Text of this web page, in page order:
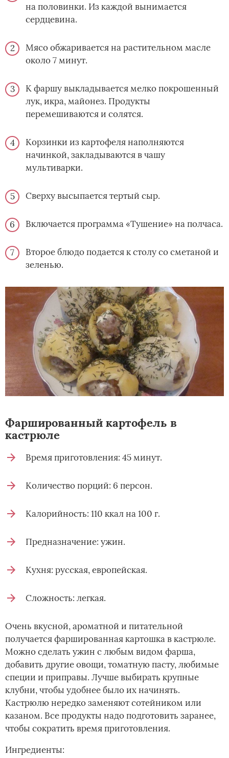
на половинки. Из каждой вынимается
сердцевина.
Мясо обжаривается на растительном масле
около 7 минут.
К фаршу выкладывается мелко покрошенный
лук, икра, майонез. Продукты
перемешиваются и солятся.
Корзинки из картофеля наполняются
начинкой, закладываются в чашу
мультиварки.
Сверху высыпается тертый сыр.
Включается программа «Тушение» на полчаса.
Второе блюдо подается к столу со сметаной и
зеленью.
Фаршированный картофель в
кастрюле
Время приготовления: 45 минут.
Количество порций: 6 персон.
Калорийность: 110 ккал на 100 г.
Предназначение: ужин.
Кухня: русская, европейская.
Сложность: легкая.
Очень вкусной, ароматной и питательной
получается фаршированная картошка в кастрюле.
Можно сделать ужин с любым видом фарша,
добавить другие овощи, томатную пасту, любимые
специи и приправы. Лучше выбирать крупные
клубни, чтобы удобнее было их начинять.
Кастрюлю нередко заменяют сотейником или
казаном. Все продукты надо подготовить заранее,
чтобы сократить время приготовления.
Ингредиенты: